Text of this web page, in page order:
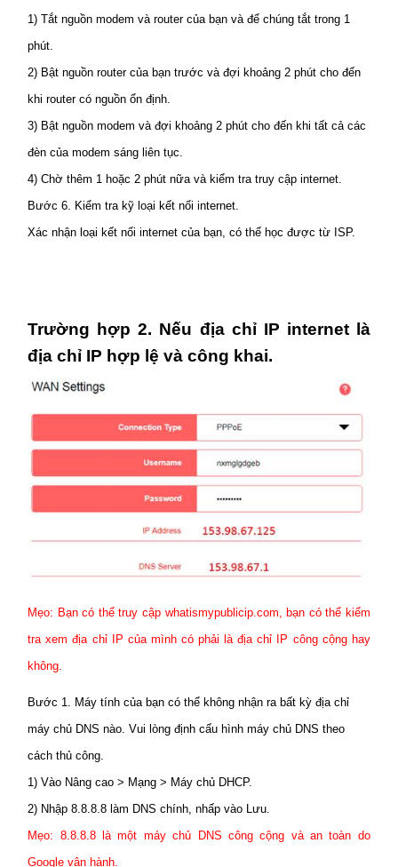
1) Tắt nguồn modem và router của bạn và để chúng tắt trong 1
phút.
2) Bật nguồn router của bạn trước và đợi khoảng 2 phút cho đến
khi router có nguồn ổn định.
3) Bật nguồn modem và đợi khoảng 2 phút cho đến khi tất cả các
đèn của modem sáng liên tục.
4) Chờ thêm 1 hoặc 2 phút nữa và kiểm tra truy cập internet.
Bước 6. Kiểm tra kỹ loại kết nối internet.
Xác nhận loại kết nối internet của bạn, có thể học được từ ISP.
Trường hợp 2. Nếu địa chỉ IP internet là
địa chỉ IP hợp lệ và công khai.
Mẹo: Bạn có thể truy cập whatismypublicip.com, bạn có thể kiểm
tra xem địa chỉ IP của mình có phải là địa chỉ IP công cộng hay
không.
Bước 1. Máy tính của bạn có thể không nhận ra bất kỳ địa chỉ
máy chủ DNS nào. Vui lòng định cấu hình máy chủ DNS theo
cách thủ công.
1) Vào Nâng cao > Mạng > Máy chủ DHCP.
2) Nhập 8.8.8.8 làm DNS chính, nhấp vào Lưu.
Mẹo: 8.8.8.8 là một máy chủ DNS công cộng và an toàn do
Google vận hành.